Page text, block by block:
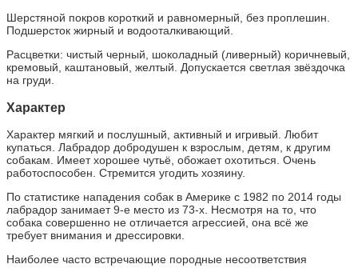
Шерстяной покров короткий и равномерный, без проплешин.
Подшерсток жирный и водооталкивающий.
Расцветки: чистый черный, шоколадный (ливерный) коричневый,
кремовый, каштановый, желтый. Допускается светлая звёздочка
на груди.
Характер
Характер мягкий и послушный, активный и игривый. Любит
купаться. Лабрадор добродушен к взрослым, детям, к другим
собакам. Имеет хорошее чутьё, обожает охотиться. Очень
работоспособен. Стремится угодить хозяину.
По статистике нападения собак в Америке с 1982 по 2014 годы
лабрадор занимает 9-е место из 73-х. Несмотря на то, что
собака совершенно не отличается агрессией, она всё же
требует внимания и дрессировки.
Наиболее часто встречающие породные несоответствия